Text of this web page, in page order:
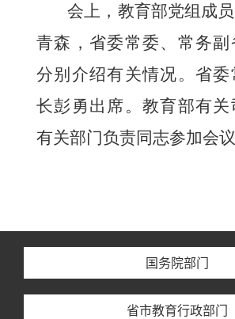
会上，教育部党组成
青森，省委常委、常务
分别介绍有关情况。省委
长彭勇出席。教育部有关
有关部门负责同志参加会议
国务院部门
省市教育行政部门